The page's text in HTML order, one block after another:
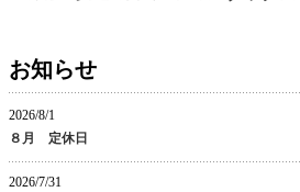
お知らせ
2026/8/1
８月 定休日
2026/7/31